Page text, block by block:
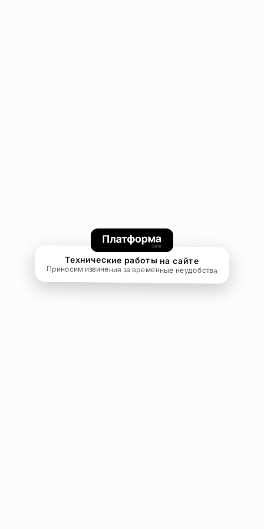
Технические работы на сайте
Приносим извинения за временные неудобства